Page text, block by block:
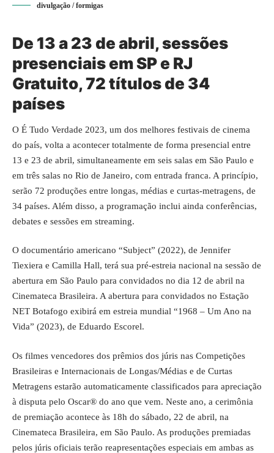
divulgação / formigas
De 13 a 23 de abril, sessões
presenciais em SP e RJ
Gratuito, 72 títulos de 34
países
O É Tudo Verdade 2023, um dos melhores festivais de cinema
do país, volta a acontecer totalmente de forma presencial entre
13 e 23 de abril, simultaneamente em seis salas em São Paulo e
em três salas no Rio de Janeiro, com entrada franca. A princípio,
serão 72 produções entre longas, médias e curtas-metragens, de
34 países. Além disso, a programação inclui ainda conferências,
debates e sessões em streaming.
O documentário americano “Subject” (2022), de Jennifer
Tiexiera e Camilla Hall, terá sua pré-estreia nacional na sessão de
abertura em São Paulo para convidados no dia 12 de abril na
Cinemateca Brasileira. A abertura para convidados no Estação
NET Botafogo exibirá em estreia mundial “1968 – Um Ano na
Vida” (2023), de Eduardo Escorel.
Os filmes vencedores dos prêmios dos júris nas Competições
Brasileiras e Internacionais de Longas/Médias e de Curtas
Metragens estarão automaticamente classificados para apreciação
à disputa pelo Oscar® do ano que vem. Neste ano, a cerimônia
de premiação acontece às 18h do sábado, 22 de abril, na
Cinemateca Brasileira, em São Paulo. As produções premiadas
pelos júris oficiais terão reapresentações especiais em ambas as